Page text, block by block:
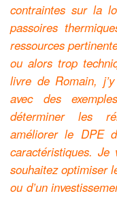
contraintes sur la
passoires
ressources
ou alors trop
livre de Romain,
avec des
déterminer les
améliorer le DPE
caractéristiques.
souhaitez optimiser
ou d’un